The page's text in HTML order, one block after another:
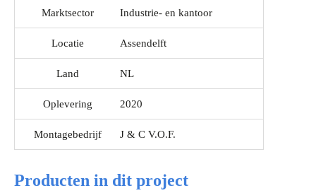
Marktsector Industrie- en kantoor
Locatie Assendelft
Land NL
Oplevering 2020
Montagebedrijf J & C V.O.F.
Producten in dit project